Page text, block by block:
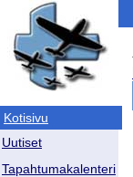
Kotisivu
Uutiset
Tapahtumakalenteri